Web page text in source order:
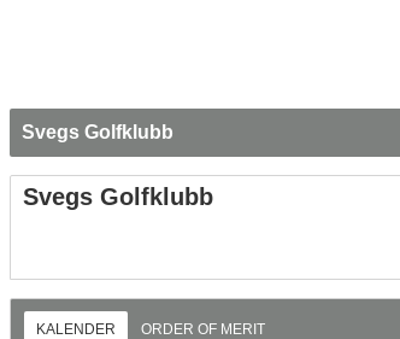
Svegs Golfklubb
Svegs Golfklubb
KALENDER ORDER OF MERIT